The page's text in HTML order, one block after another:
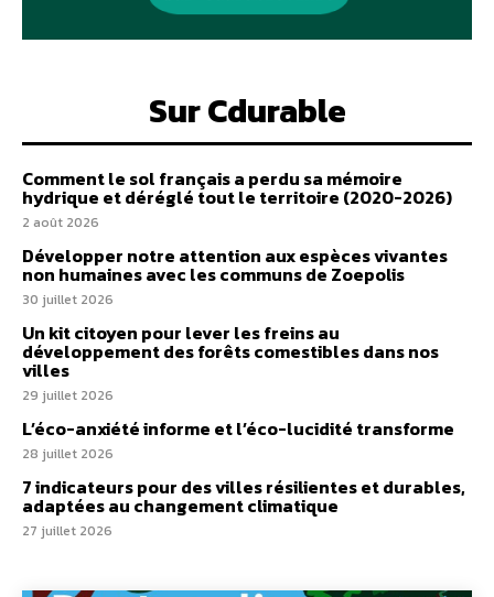
Sur Cdurable
Comment le sol français a perdu sa mémoire
hydrique et déréglé tout le territoire (2020-2026)
2 août 2026
Développer notre attention aux espèces vivantes
non humaines avec les communs de Zoepolis
30 juillet 2026
Un kit citoyen pour lever les freins au
développement des forêts comestibles dans nos
villes
29 juillet 2026
L’éco-anxiété informe et l’éco-lucidité transforme
28 juillet 2026
7 indicateurs pour des villes résilientes et durables,
adaptées au changement climatique
27 juillet 2026